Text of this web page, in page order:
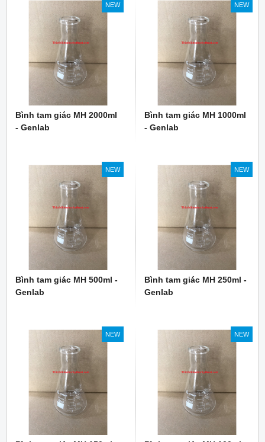
NEW
Bình tam giác MH 2000ml
- Genlab
NEW
Bình tam giác MH 1000ml
- Genlab
NEW
Bình tam giác MH 500ml -
Genlab
NEW
Bình tam giác MH 250ml -
Genlab
NEW NEW